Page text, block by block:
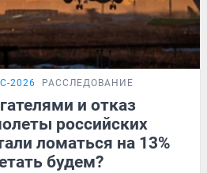
2026 РАССЛЕДОВАНИЕ
и отказ
российских
ломаться на 13%
будем?